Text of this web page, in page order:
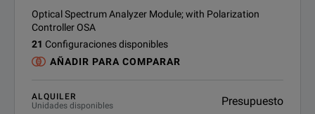
Optical Spectrum Analyzer Module; with Polarization
Controller OSA
21 Configuraciones disponibles
AÑADIR PARA COMPARAR
ALQUILER
Unidades disponibles
Presupuesto